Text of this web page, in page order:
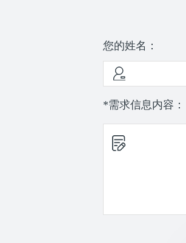
您的姓名：
*需求信息内容：